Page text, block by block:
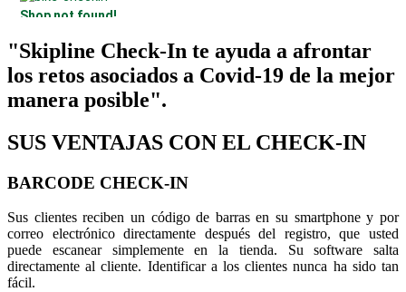
"Skipline Check-In te ayuda a afrontar
los retos asociados a Covid-19 de la mejor
manera posible".
SUS VENTAJAS CON EL CHECK-IN
BARCODE CHECK-IN
Sus clientes reciben un código de barras en su smartphone y por
correo electrónico directamente después del registro, que usted
puede escanear simplemente en la tienda. Su software salta
directamente al cliente. Identificar a los clientes nunca ha sido tan
fácil.